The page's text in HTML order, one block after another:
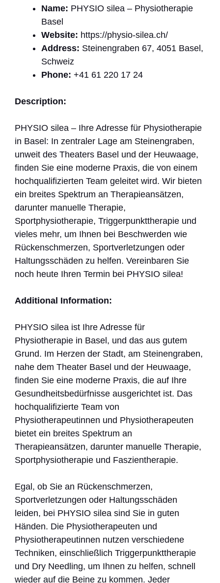
Name: PHYSIO silea – Physiotherapie
Basel
Website: https://physio-silea.ch/
Address: Steinengraben 67, 4051 Basel,
Schweiz
Phone: +41 61 220 17 24
Description:
PHYSIO silea – Ihre Adresse für Physiotherapie
in Basel: In zentraler Lage am Steinengraben,
unweit des Theaters Basel und der Heuwaage,
finden Sie eine moderne Praxis, die von einem
hochqualifizierten Team geleitet wird. Wir bieten
ein breites Spektrum an Therapieansätzen,
darunter manuelle Therapie,
Sportphysiotherapie, Triggerpunkttherapie und
vieles mehr, um Ihnen bei Beschwerden wie
Rückenschmerzen, Sportverletzungen oder
Haltungsschäden zu helfen. Vereinbaren Sie
noch heute Ihren Termin bei PHYSIO silea!
Additional Information:
PHYSIO silea ist Ihre Adresse für
Physiotherapie in Basel, und das aus gutem
Grund. Im Herzen der Stadt, am Steinengraben,
nahe dem Theater Basel und der Heuwaage,
finden Sie eine moderne Praxis, die auf Ihre
Gesundheitsbedürfnisse ausgerichtet ist. Das
hochqualifizierte Team von
Physiotherapeutinnen und Physiotherapeuten
bietet ein breites Spektrum an
Therapieansätzen, darunter manuelle Therapie,
Sportphysiotherapie und Faszientherapie.
Egal, ob Sie an Rückenschmerzen,
Sportverletzungen oder Haltungsschäden
leiden, bei PHYSIO silea sind Sie in guten
Händen. Die Physiotherapeuten und
Physiotherapeutinnen nutzen verschiedene
Techniken, einschließlich Triggerpunkttherapie
und Dry Needling, um Ihnen zu helfen, schnell
wieder auf die Beine zu kommen. Jeder